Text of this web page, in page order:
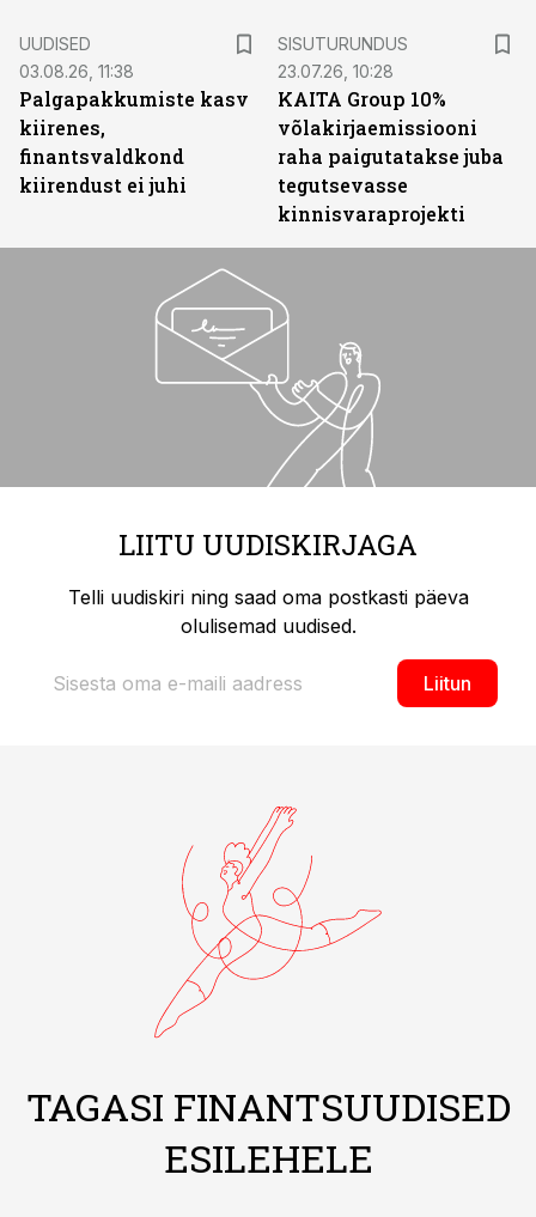
UUDISED
03.08.26, 11:38
Palgapakkumiste kasv
kiirenes,
finantsvaldkond
kiirendust ei juhi
SISUTURUNDUS
23.07.26, 10:28
KAITA Group 10%
võlakirjaemissiooni
raha paigutatakse juba
tegutsevasse
kinnisvaraprojekti
LIITU UUDISKIRJAGA
Telli uudiskiri ning saad oma postkasti päeva
olulisemad uudised.
Liitun
TAGASI FINANTSUUDISED
ESILEHELE